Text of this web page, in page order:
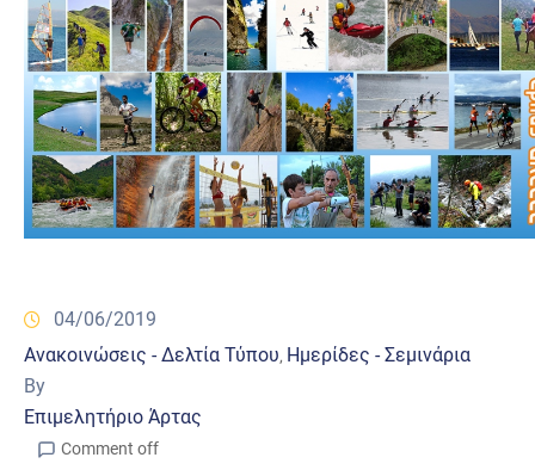
04/06/2019
Ανακοινώσεις - Δελτία Τύπου‚ Ημερίδες - Σεμινάρια
By
Επιμελητήριο Άρτας
Comment off